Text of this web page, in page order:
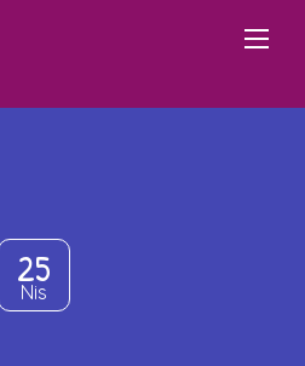
25
Nis